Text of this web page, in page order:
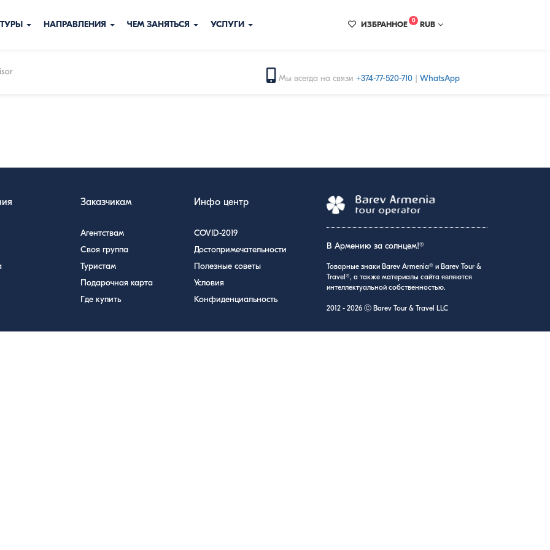
ТУРЫ НАПРАВЛЕНИЯ ЧЕМ ЗАНЯТЬСЯ УСЛУГИ ИЗБРАННОЕ 0 RUB
Мы всегда на связи +374-77-520-710 | WhatsApp
Заказчикам
Агентствам
Своя группа
Туристам
Подарочная карта
Где купить
Инфо центр
COVID-2019
Достопримечательности
Полезные советы
Условия
Конфиденциальность
В Армению за солнцем!®
Товарные знаки Barev Armenia® и Barev Tour &
Travel®, а также материалы сайта являются
интеллектуальной собственностью.
2012 - 2026 Ⓒ Barev Tour & Travel LLC